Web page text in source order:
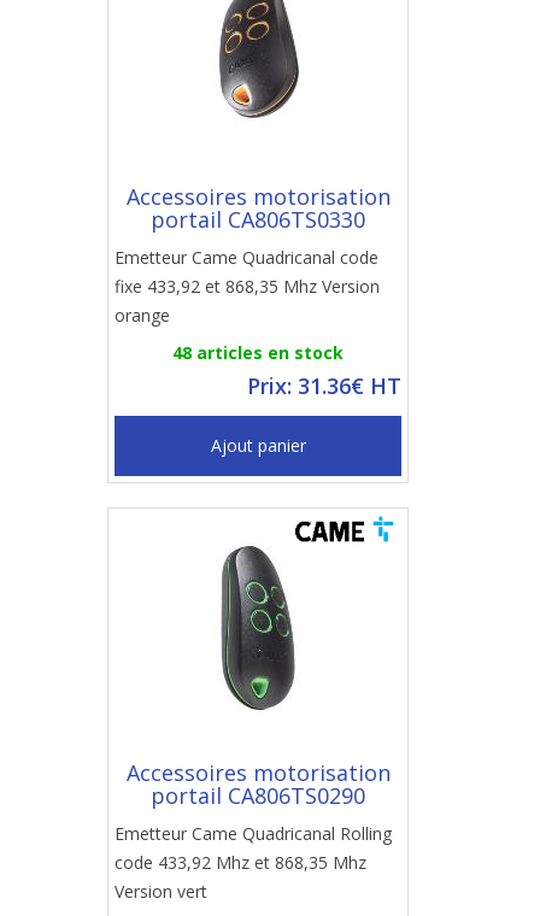
Accessoires motorisation
portail CA806TS0330
Emetteur Came Quadricanal code
fixe 433,92 et 868,35 Mhz Version
orange
48 articles en stock
Prix: 31.36€ HT
Ajout panier
Accessoires motorisation
portail CA806TS0290
Emetteur Came Quadricanal Rolling
code 433,92 Mhz et 868,35 Mhz
Version vert